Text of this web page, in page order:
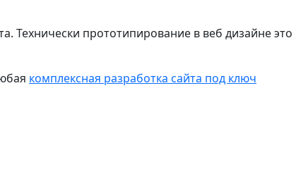
Технически прототипирование в веб дизайне это
комплексная разработка сайта под ключ